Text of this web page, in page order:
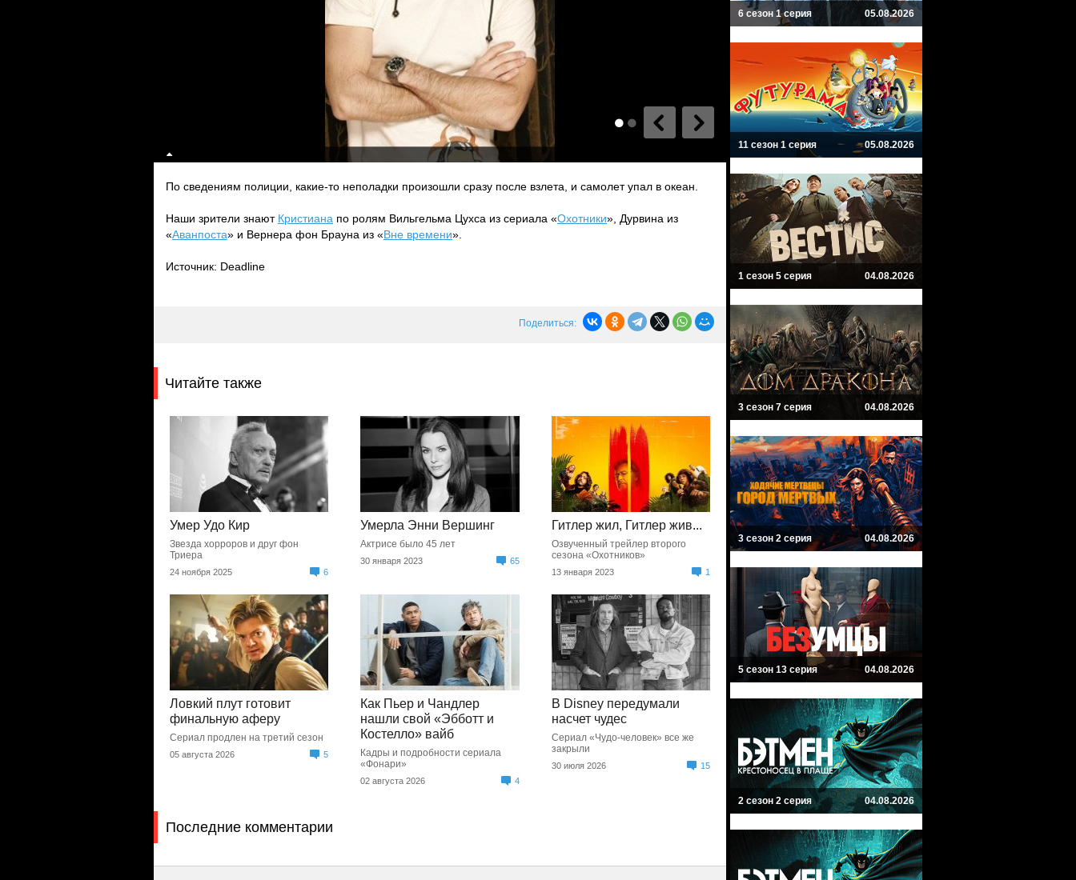
По сведениям полиции, какие-то неполадки произошли сразу после взлета, и самолет упал в океан.
Наши зрители знают Кристиана по ролям Вильгельма Цухса из сериала «Охотники», Дурвина из
«Аванпоста» и Вернера фон Брауна из «Вне времени».
Источник: Deadline
Поделиться:
Читайте также
Умер Удо Кир
Звезда хорроров и друг фон
Триера
24 ноября 2025 6
Умерла Энни Вершинг
Актрисе было 45 лет
30 января 2023 65
Гитлер жил, Гитлер жив...
Озвученный трейлер второго
сезона «Охотников»
13 января 2023 1
Ловкий плут готовит
финальную аферу
Сериал продлен на третий сезон
05 августа 2026 5
Как Пьер и Чандлер
нашли свой «Эбботт и
Костелло» вайб
Кадры и подробности сериала
«Фонари»
02 августа 2026 4
В Disney передумали
насчет чудес
Сериал «Чудо-человек» все же
закрыли
30 июля 2026 15
Последние комментарии
6 сезон 1 серия 05.08.2026
11 сезон 1 серия 05.08.2026
1 сезон 5 серия 04.08.2026
3 сезон 7 серия 04.08.2026
3 сезон 2 серия 04.08.2026
5 сезон 13 серия 04.08.2026
2 сезон 2 серия 04.08.2026